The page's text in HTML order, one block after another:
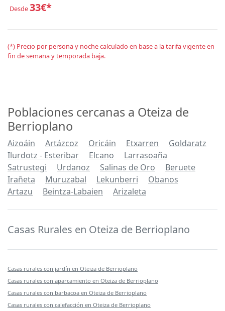
Desde33€*
(*) Precio por persona y noche calculado en base a la tarifa vigente en
fin de semana y temporada baja.
Poblaciones cercanas a Oteiza de
Berrioplano
Aizoáin Artázcoz Oricáin Etxarren
Goldaratz
Ilurdotz - Esteribar
Elcano
Larrasoaña
Satrustegi
Urdanoz Salinas de Oro
Beruete
Irañeta
Muruzabal Lekunberri
Obanos
Artazu
Beintza-Labaien Arizaleta
Casas Rurales en Oteiza de Berrioplano
Casas rurales con jardín en Oteiza de Berrioplano
Casas rurales con aparcamiento en Oteiza de Berrioplano
Casas rurales con barbacoa en Oteiza de Berrioplano
Casas rurales con calefacción en Oteiza de Berrioplano